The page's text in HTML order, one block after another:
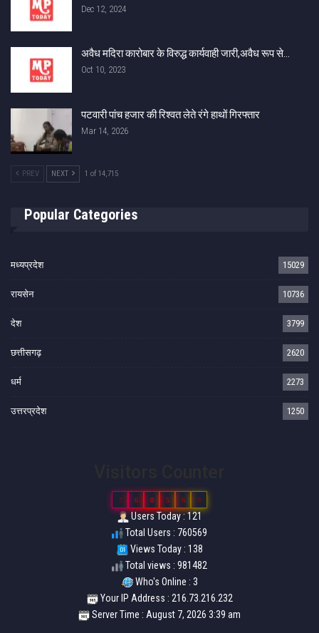
Dec 12, 2024
अवैध मदिरा कारोबार के विरुद्ध कार्यवाही जारी,अवैध रूप से…
Oct 10, 2023
पटवारी पांच हजार की रिश्वत लेते रंगे हाथों गिरफ्तार
Mar 14, 2026
PREV NEXT 1 of 14,715
Popular Categories
मध्यप्रदेश 15029
रायसेन 10736
देश 3799
छत्तीसगढ़ 2620
धर्म 2273
उत्तरप्रदेश 1250
7 6 0 5 6 9
Users Today : 121
Total Users : 760569
Views Today : 138
Total views : 981482
Who's Online : 3
Your IP Address : 216.73.216.232
Server Time : August 7, 2026 3:39 am